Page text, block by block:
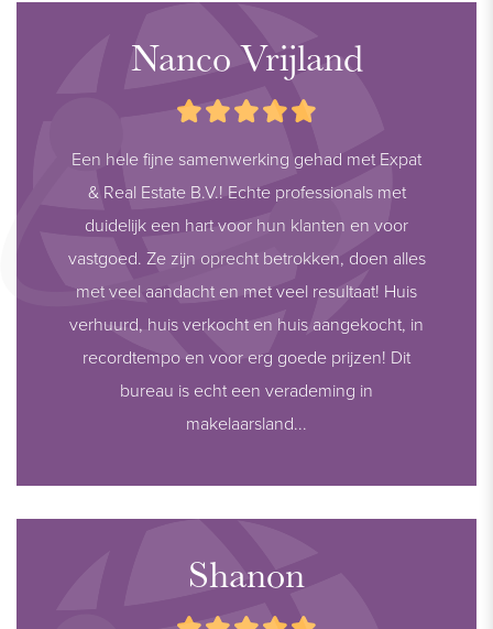
Nanco Vrijland
Een hele fijne samenwerking gehad met Expat
& Real Estate B.V.! Echte professionals met
duidelijk een hart voor hun klanten en voor
vastgoed. Ze zijn oprecht betrokken, doen alles
met veel aandacht en met veel resultaat! Huis
verhuurd, huis verkocht en huis aangekocht, in
recordtempo en voor erg goede prijzen! Dit
bureau is echt een verademing in
makelaarsland...
Shanon